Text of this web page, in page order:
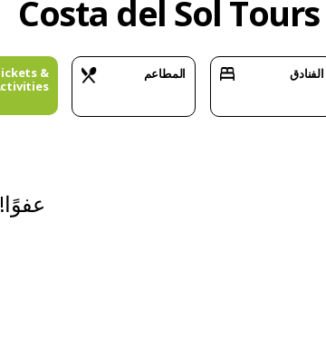
Costa del Sol
الفنادق المطاعم
&